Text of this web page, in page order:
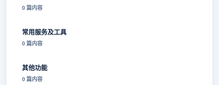
0 篇内容
常用服务及工具
0 篇内容
其他功能
0 篇内容